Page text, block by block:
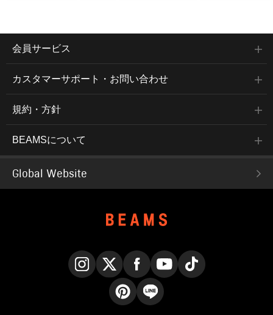
会員サービス
カスタマーサポート・お問い合わせ
規約・方針
BEAMSについて
Global Website